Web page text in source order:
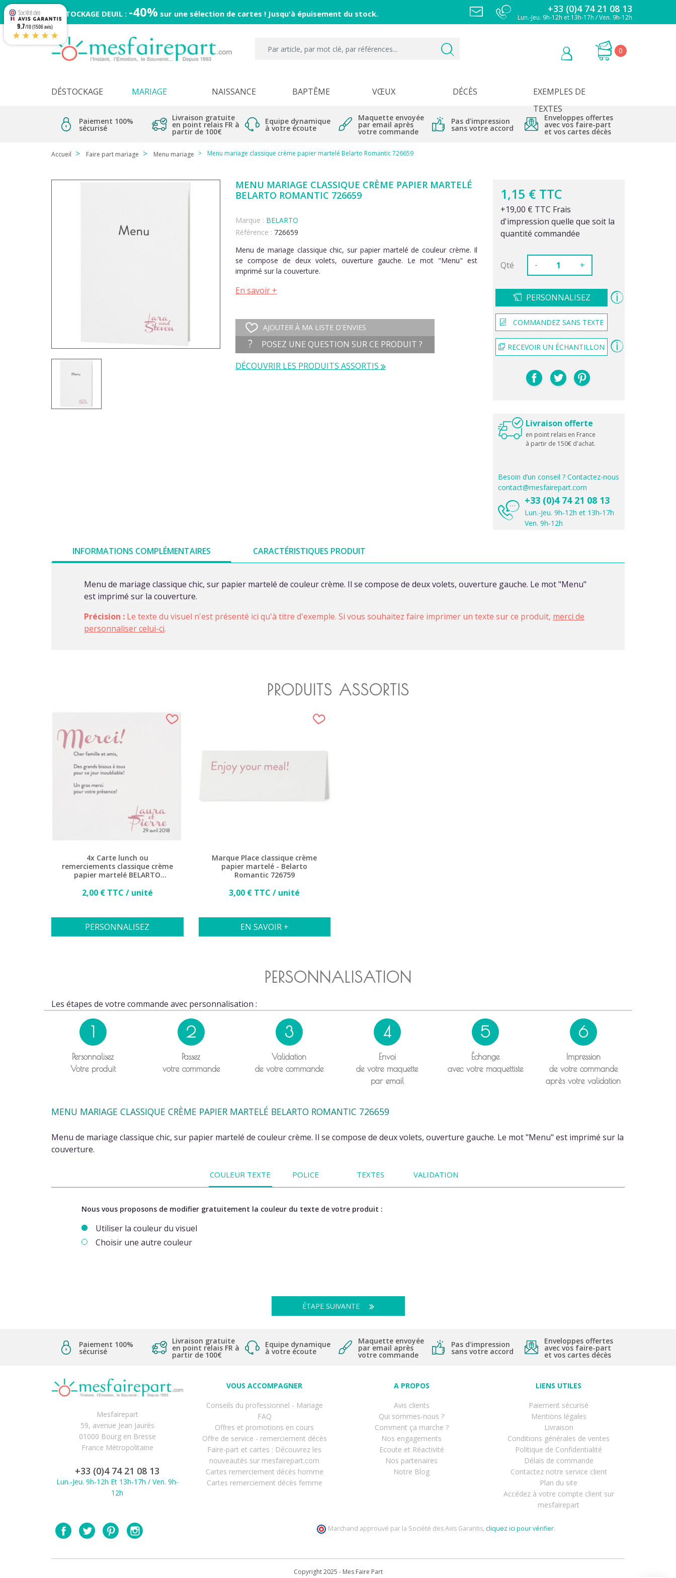
DESTOCKAGE DEUIL : -40% sur une sélection de cartes ! Jusqu'à épuisement du stock. +33 (0)4 74 21 08 13
Lun.-Jeu. 9h-12h et 13h-17h / Ven. 9h-12h
0
DÉSTOCKAGE MARIAGE NAISSANCE BAPTÊME VŒUX DÉCÈS
EXEMPLES DE
TEXTES
Paiement 100%
sécurisé
Livraison gratuite
en point relais FR à
partir de 100€
Equipe dynamique
à votre écoute
Maquette envoyée
par email après
votre commande
Pas d'impression
sans votre accord
Enveloppes offertes
avec vos faire-part
et vos cartes décès
Accueil Faire part mariage Menu mariage Menu mariage classique crème papier martelé Belarto Romantic 726659
MENU MARIAGE CLASSIQUE CRÈME PAPIER MARTELÉ
BELARTO ROMANTIC 726659
Marque : BELARTO
Référence : 726659
Menu de mariage classique chic, sur papier martelé de couleur crème. Il
se compose de deux volets, ouverture gauche. Le mot "Menu" est
imprimé sur la couverture.
En savoir +
AJOUTER À MA LISTE D'ENVIES
POSEZ UNE QUESTION SUR CE PRODUIT ?
DÉCOUVRIR LES PRODUITS ASSORTIS
1,15 € TTC
+19,00 € TTC Frais
d'impression quelle que soit la
quantité commandée
Qté - +
PERSONNALISEZ
COMMANDEZ SANS TEXTE
RECEVOIR UN ÉCHANTILLON
Livraison offerte
en point relais en France
à partir de 150€ d'achat.
Besoin d’un conseil ? Contactez-nous
contact@mesfairepart.com
+33 (0)4 74 21 08 13
Lun.-Jeu. 9h-12h et 13h-17h
Ven. 9h-12h
INFORMATIONS COMPLÉMENTAIRES CARACTÉRISTIQUES PRODUIT
Menu de mariage classique chic, sur papier martelé de couleur crème. Il se compose de deux volets, ouverture gauche. Le mot "Menu"
est imprimé sur la couverture.
Précision : Le texte du visuel n'est présenté ici qu'à titre d'exemple. Si vous souhaitez faire imprimer un texte sur ce produit, merci de
personnaliser celui-ci.
PRODUITS ASSORTIS
4x Carte lunch ou
remerciements classique crème
papier martelé BELARTO
Prix
2,00 € TTC / unité
PERSONNALISEZ
Marque Place classique crème
papier martelé - Belarto
Romantic 726759
Prix
3,00 € TTC / unité
EN SAVOIR +
PERSONNALISATION
Les étapes de votre commande avec personnalisation :
1
Personnalisez
Votre produit
2
Passez
votre commande
3
Validation
de votre commande
4
Envoi
de votre maquette
par email
5
Échange
avec votre maquettiste
6
Impression
de votre commande
après votre validation
MENU MARIAGE CLASSIQUE CRÈME PAPIER MARTELÉ BELARTO ROMANTIC 726659
Menu de mariage classique chic, sur papier martelé de couleur crème. Il se compose de deux volets, ouverture gauche. Le mot "Menu" est imprimé sur la
couverture.
COULEUR TEXTE POLICE TEXTES VALIDATION
Nous vous proposons de modifier gratuitement la couleur du texte de votre produit :
Utiliser la couleur du visuel
Choisir une autre couleur
ÉTAPE SUIVANTE
Paiement 100%
sécurisé
Livraison gratuite
en point relais FR à
partir de 100€
Equipe dynamique
à votre écoute
Maquette envoyée
par email après
votre commande
Pas d'impression
sans votre accord
Enveloppes offertes
avec vos faire-part
et vos cartes décès
Mesfairepart
59, avenue Jean Jaurès
01000 Bourg en Bresse
France Métropolitaine
+33 (0)4 74 21 08 13
Lun.-Jeu. 9h-12h Et 13h-17h / Ven. 9h-
12h
VOUS ACCOMPAGNER
Conseils du professionnel - Mariage
FAQ
Offres et promotions en cours
Offre de service - remerciement décès
Faire-part et cartes : Découvrez les
nouveautés sur mesfairepart.com
Cartes remerciement décès homme
Cartes remerciement décès femme
A PROPOS
Avis clients
Qui sommes-nous ?
Comment ça marche ?
Nos engagements
Ecoute et Réactivité
Nos partenaires
Notre Blog
LIENS UTILES
Paiement sécurisé
Mentions légales
Livraison
Conditions générales de ventes
Politique de Confidentialité
Délais de commande
Contactez notre service client
Plan du site
Accédez à votre compte client sur
mesfairepart
Marchand approuvé par la Société des Avis Garantis, cliquez ici pour vérifier.
Copyright 2025 - Mes Faire Part
9.7/10 (1506 avis)
★★★★★